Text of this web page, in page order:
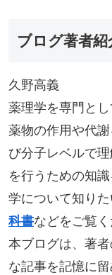
ブログ著者紹
久野高義
薬理学を専門とし
薬物の作用や代
び分子レベルで
を行うための知
学について知りた
科書などをご覧く
本ブログは、著
な記事を記憶に留